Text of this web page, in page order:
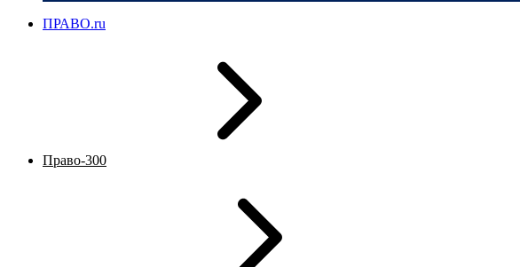
ПРАВО.ru
Право-300